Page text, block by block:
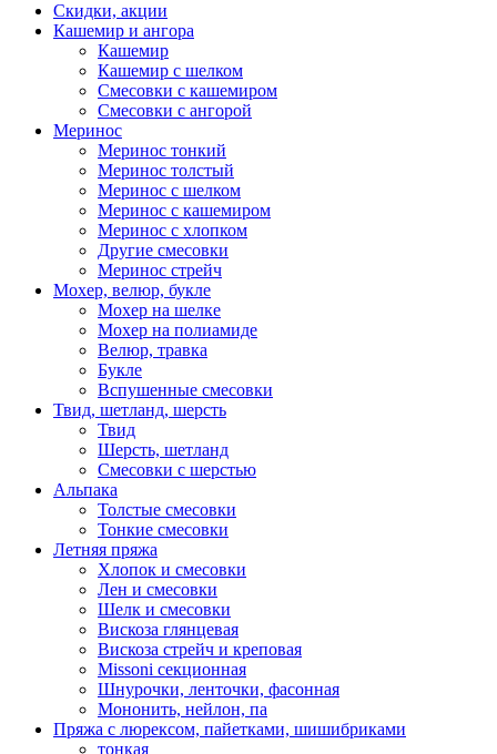
Скидки, акции
Кашемир и ангора
Кашемир
Кашемир с шелком
Смесовки с кашемиром
Смесовки с ангорой
Меринос
Меринос тонкий
Меринос толстый
Меринос с шелком
Меринос с кашемиром
Меринос с хлопком
Другие смесовки
Меринос стрейч
Мохер, велюр, букле
Мохер на шелке
Мохер на полиамиде
Велюр, травка
Букле
Вспушенные смесовки
Твид, шетланд, шерсть
Твид
Шерсть, шетланд
Смесовки с шерстью
Альпака
Толстые смесовки
Тонкие смесовки
Летняя пряжа
Хлопок и смесовки
Лен и смесовки
Шелк и смесовки
Вискоза глянцевая
Вискоза стрейч и креповая
Missoni секционная
Шнурочки, ленточки, фасонная
Мононить, нейлон, па
Пряжа с люрексом, пайетками, шишибриками
тонкая